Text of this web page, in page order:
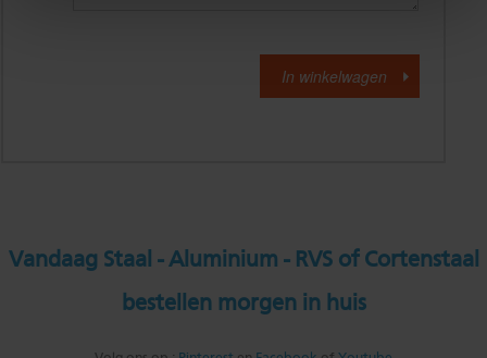
Vandaag Staal - Aluminium - RVS of Cortenstaal
bestellen morgen in huis